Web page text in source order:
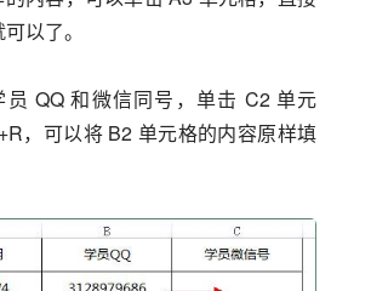
以了。
员 QQ 和微信同号，单击 C2 单元
，可以将 B2 单元格的内容原样填